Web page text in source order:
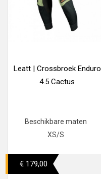
Leatt | Crossbroek Enduro
4.5 Cactus
Beschikbare maten
XS/S
€ 179,00